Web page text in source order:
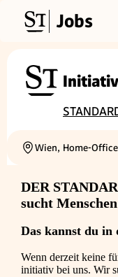
Jobs
Ortschaft
Wien, Home-Office
DER
sucht
Das kannst du in
Wenn derzeit keine
initiativ bei uns. Wir